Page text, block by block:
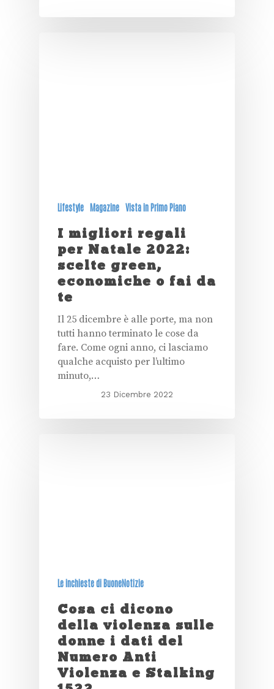
Lifestyle Magazine Vista in Primo Piano
I migliori regali
per Natale 2022:
scelte green,
economiche o fai da
te
Il 25 dicembre è alle porte, ma non
tutti hanno terminato le cose da
fare. Come ogni anno, ci lasciamo
qualche acquisto per l’ultimo
minuto,…
23 Dicembre 2022
Le inchieste di BuoneNotizie
Cosa ci dicono
della violenza sulle
donne i dati del
Numero Anti
Violenza e Stalking